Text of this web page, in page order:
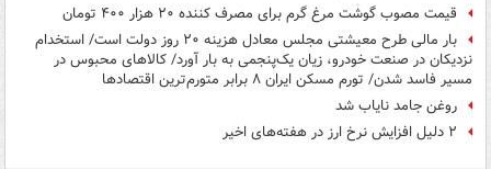
قیمت مصوب گوشت مرغ گرم برای مصرف کننده ۲۰ هزار ۴۰۰ تومان
بار مالی طرح معیشتی مجلس معادل هزینه ۲۰ روز دولت است/ استخدام
نزدیکان در صنعت خودرو، زیان یک‌پنجمی به بار آورد/ کالاهای محبوس در
مسیر فاسد شدن/ تورم مسکن ایران ۸ برابر متورم‌ترین اقتصادها
روغن جامد نایاب شد
۲ دلیل افزایش نرخ ارز در هفته‌های اخیر